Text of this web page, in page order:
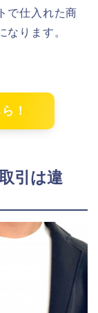
で仕入れた商
なります。
！
引は違